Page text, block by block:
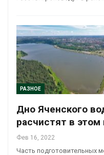
РАЗНОЕ
Дно Яченского
расчистят в этом
Фев 16, 2022
Часть подготовительных